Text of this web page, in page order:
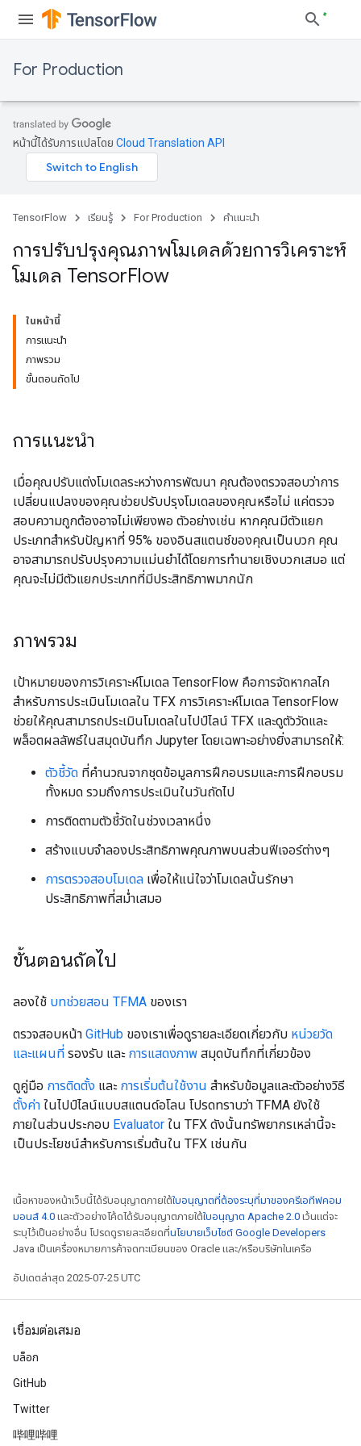
For Production
หน้านี้ได้รับการแปลโดย Cloud Translation API
TensorFlow เรียนรู้ For Production คำแนะนำ
การปรับปรุงคุณภาพโมเดลด้วยการวิเคราะห์
โมเดล TensorFlow
ในหน้านี้
การแนะนำ
ภาพรวม
ขั้นตอนถัดไป
การแนะนำ
เมื่อคุณปรับแต่งโมเดลระหว่างการพัฒนา คุณต้องตรวจสอบว่าการ
เปลี่ยนแปลงของคุณช่วยปรับปรุงโมเดลของคุณหรือไม่ แค่ตรวจ
สอบความถูกต้องอาจไม่เพียงพอ ตัวอย่างเช่น หากคุณมีตัวแยก
ประเภทสำหรับปัญหาที่ 95% ของอินสแตนซ์ของคุณเป็นบวก คุณ
อาจสามารถปรับปรุงความแม่นยำได้โดยการทำนายเชิงบวกเสมอ แต่
คุณจะไม่มีตัวแยกประเภทที่มีประสิทธิภาพมากนัก
ภาพรวม
เป้าหมายของการวิเคราะห์โมเดล TensorFlow คือการจัดหากลไก
สำหรับการประเมินโมเดลใน TFX การวิเคราะห์โมเดล TensorFlow
ช่วยให้คุณสามารถประเมินโมเดลในไปป์ไลน์ TFX และดูตัววัดและ
พล็อตผลลัพธ์ในสมุดบันทึก Jupyter โดยเฉพาะอย่างยิ่งสามารถให้:
ตัวชี้วัด ที่คำนวณจากชุดข้อมูลการฝึกอบรมและการฝึกอบรม
ทั้งหมด รวมถึงการประเมินในวันถัดไป
การติดตามตัวชี้วัดในช่วงเวลาหนึ่ง
สร้างแบบจำลองประสิทธิภาพคุณภาพบนส่วนฟีเจอร์ต่างๆ
การตรวจสอบโมเดล เพื่อให้แน่ใจว่าโมเดลนั้นรักษา
ประสิทธิภาพที่สม่ำเสมอ
ขั้นตอนถัดไป
ลองใช้ บทช่วยสอน TFMA ของเรา
ตรวจสอบหน้า GitHub ของเราเพื่อดูรายละเอียดเกี่ยวกับ หน่วยวัด
และแผนที่ รองรับ และ การแสดงภาพ สมุดบันทึกที่เกี่ยวข้อง
ดูคู่มือ การติดตั้ง และ การเริ่มต้นใช้งาน สำหรับข้อมูลและตัวอย่างวิธี
ตั้งค่า ในไปป์ไลน์แบบสแตนด์อโลน โปรดทราบว่า TFMA ยังใช้
ภายในส่วนประกอบ Evaluator ใน TFX ดังนั้นทรัพยากรเหล่านี้จะ
เป็นประโยชน์สำหรับการเริ่มต้นใน TFX เช่นกัน
เนื้อหาของหน้าเว็บนี้ได้รับอนุญาตภายใต้ใบอนุญาตที่ต้องระบุที่มาของครีเอทีฟคอม
มอนส์ 4.0 และตัวอย่างโค้ดได้รับอนุญาตภายใต้ใบอนุญาต Apache 2.0 เว้นแต่จะ
ระบุไว้เป็นอย่างอื่น โปรดดูรายละเอียดที่นโยบายเว็บไซต์ Google Developers
Java เป็นเครื่องหมายการค้าจดทะเบียนของ Oracle และ/หรือบริษัทในเครือ
อัปเดตล่าสุด 2025-07-25 UTC
เชื่อมต่อเสมอ
บล็อก
GitHub
Twitter
哔哩哔哩